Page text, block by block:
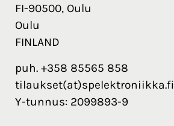
FI-90500, Oulu
Oulu
FINLAND
puh. +358 85565 858
tilaukset(at)spelektroniikka.fi
Y-tunnus: 2099893-9